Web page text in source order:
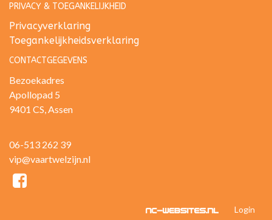
PRIVACY & TOEGANKELIJKHEID
Privacyverklaring
Toegankelijkheidsverklaring
CONTACTGEGEVENS
Bezoekadres
Apollopad 5
9401 CS, Assen
06-513 262 39
vip@vaartwelzijn.nl
Login